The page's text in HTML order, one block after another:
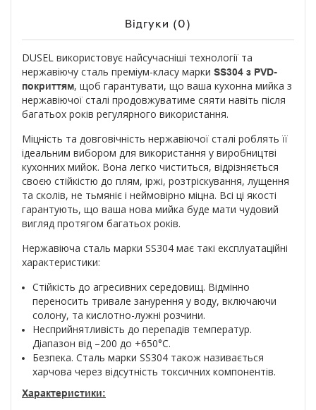
Відгуки (0)
DUSEL використовує найсучасніші технології та
нержавіючу сталь преміум-класу марки SS304 з PVD-
покриттям, щоб гарантувати, що ваша кухонна мийка з
нержавіючої сталі продовжуватиме сяяти навіть після
багатьох років регулярного використання.
Міцність та довговічність нержавіючої сталі роблять її
ідеальним вибором для використання у виробництві
кухонних мийок. Вона легко чиститься, відрізняється
своєю стійкістю до плям, іржі, розтріскування, лущення
та сколів, не тьмяніє і неймовірно міцна. Всі ці якості
гарантують, що ваша нова мийка буде мати чудовий
вигляд протягом багатьох років.
Нержавіюча сталь марки SS304 має такі експлуатаційні
характеристики:
Стійкість до агресивних середовищ. Відмінно
переносить тривале занурення у воду, включаючи
солону, та кислотно-лужні розчини.
Несприйнятливість до перепадів температур.
Діапазон від –200 до +650°С.
Безпека. Сталь марки SS304 також називається
харчова через відсутність токсичних компонентів.
Характеристики: